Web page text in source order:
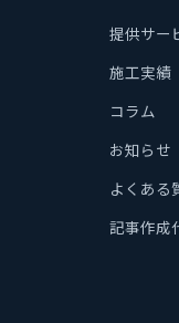
提供サー
施工実績
コラム
お知らせ
よくある
記事作成